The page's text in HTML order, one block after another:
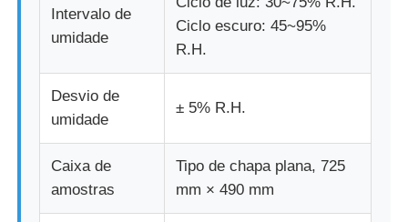
Intervalo de
umidade
Ciclo escuro: 45~95%
R.H.
Desvio de
umidade
± 5% R.H.
Caixa de
amostras
Tipo de chapa plana, 725
mm × 490 mm